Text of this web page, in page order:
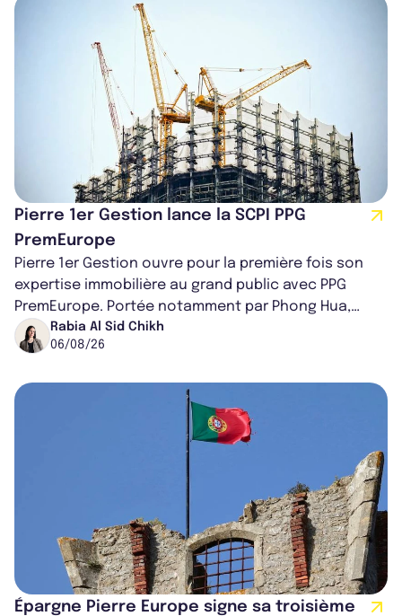
Pierre 1er Gestion lance la SCPI PPG
PremEurope
Pierre 1er Gestion ouvre pour la première fois son
expertise immobilière au grand public avec PPG
PremEurope. Portée notamment par Phong Hua,
ancien directeur des investissements d...
Rabia Al Sid Chikh
06/08/26
Épargne Pierre Europe signe sa troisième